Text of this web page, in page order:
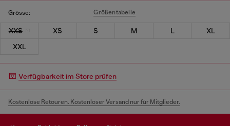
Grösse: Größentabelle
XXS XS S M L
XL
XXL
Verfügbarkeit im Store prüfen
Kostenlose Retouren. Kostenloser Versand nur für Mitglieder.